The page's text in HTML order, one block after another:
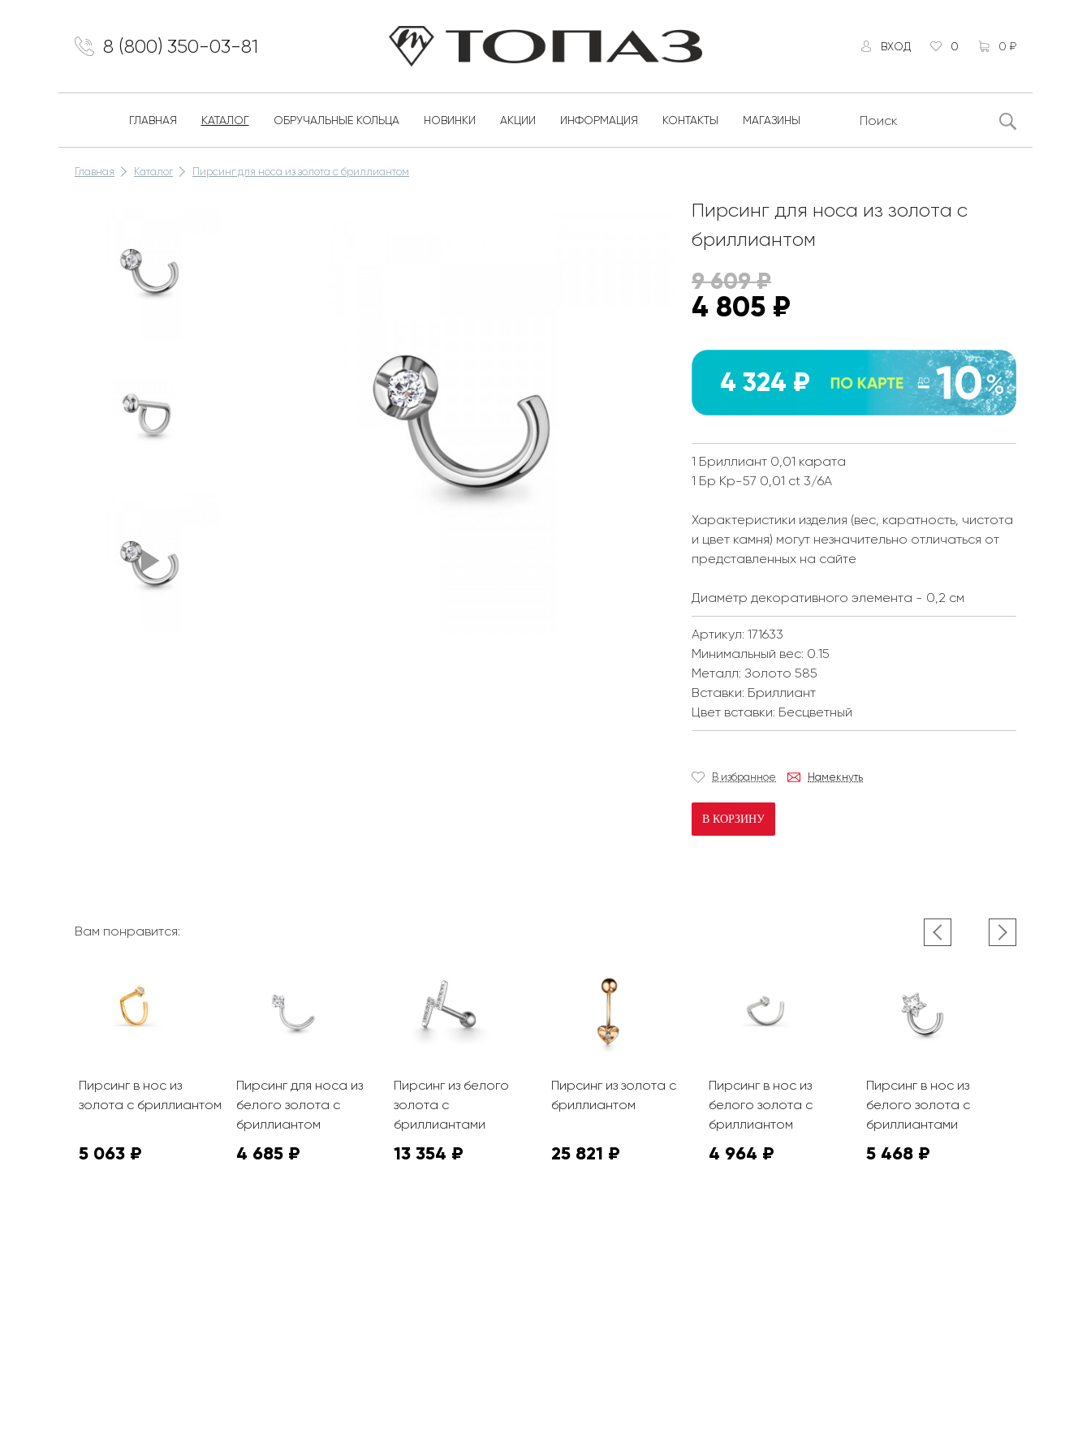
8 (800) 350-03-81 ВХОД 0 0 ₽
ГЛАВНАЯ КАТАЛОГ ОБРУЧАЛЬНЫЕ КОЛЬЦА НОВИНКИ АКЦИИ ИНФОРМАЦИЯ КОНТАКТЫ МАГАЗИНЫ
Главная Каталог Пирсинг для носа из золота с бриллиантом
Пирсинг для носа из золота с
бриллиантом
9 609₽
4 805 ₽
4 324 ₽
1 Бриллиант 0,01 карата
1 Бр Кр-57 0,01 ct 3/6А
Характеристики изделия (вес, каратность, чистота
и цвет камня) могут незначительно отличаться от
представленных на сайте
Диаметр декоративного элемента - 0,2 см
Артикул: 171633
Минимальный вес: 0.15
Металл: Золото 585
Вставки: Бриллиант
Цвет вставки: Бесцветный
В избранное Намекнуть
В КОРЗИНУ
Вам понравится:
Пирсинг в нос из
золота с бриллиантом
5 063 ₽
Пирсинг для носа из
белого золота с
бриллиантом
4 685 ₽
Пирсинг из белого
золота с
бриллиантами
13 354 ₽
Пирсинг из золота с
бриллиантом
25 821 ₽
Пирсинг в нос из
белого золота с
бриллиантом
4 964 ₽
Пирсинг в нос из
белого золота с
бриллиантами
5 468 ₽